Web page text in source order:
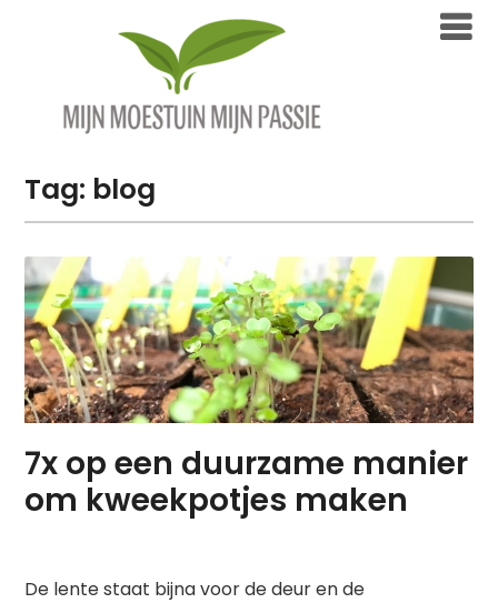
Tag: blog
7x op een duurzame manier
om kweekpotjes maken
De lente staat bijna voor de deur en de